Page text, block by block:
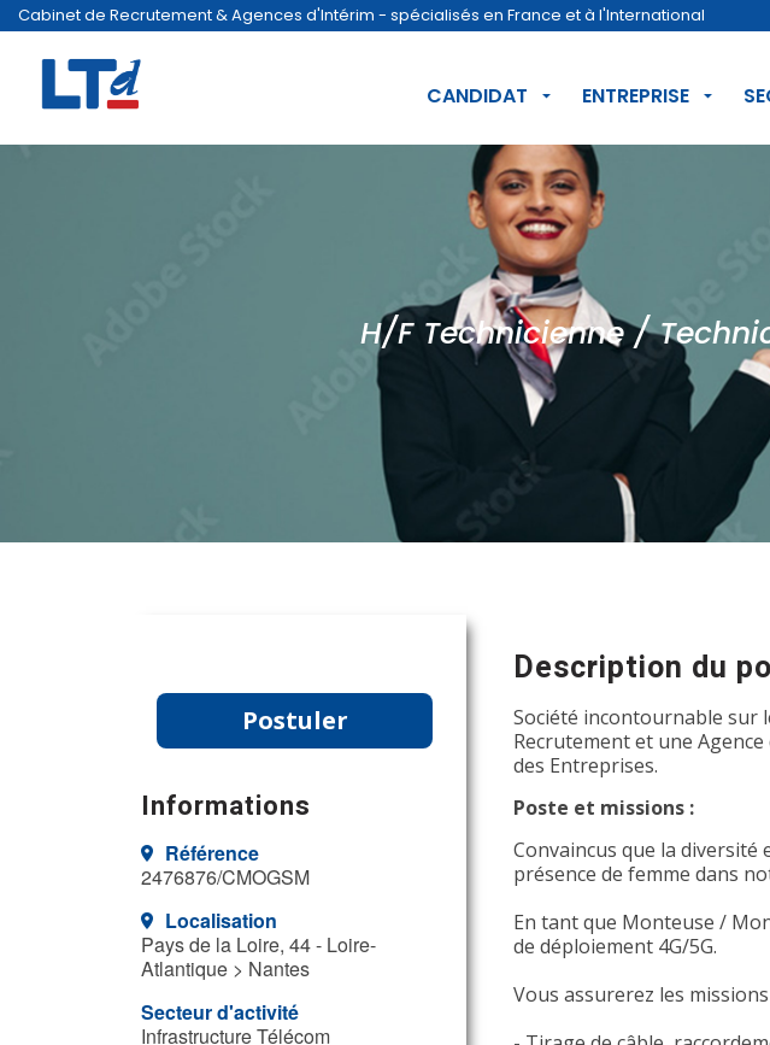
Cabinet de Recrutement & Agences d'Intérim - spécialisés en France et à l'International
CANDIDAT ENTREPRISE
H/F Technicienne /
Postuler
Informations
Référence
2476876/CMOGSM
Localisation
Pays de la Loire, 44 - Loire-
Atlantique > Nantes
Secteur d'activité
Infrastructure Télécom
Description du
Société incontournable sur
Recrutement et une
des Entreprises.
Poste et missions :
Convaincus que la
présence de femme dans
En tant que Monteuse /
de déploiement 4G/5G.
Vous assurerez les